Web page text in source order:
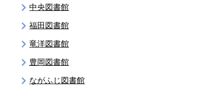
中央図書館
福田図書館
竜洋図書館
豊岡図書館
ながふじ図書館